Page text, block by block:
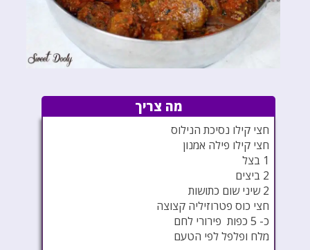
מה צריך
חצי קילו נסיכת הנילוס
חצי קילו פילה אמנון
1 בצל
2 ביצים
2 שיני שום כתושות
חצי כוס פטרוזיליה קצוצה
כ- 5 כפות פירורי לחם
מלח ופלפל לפי הטעם